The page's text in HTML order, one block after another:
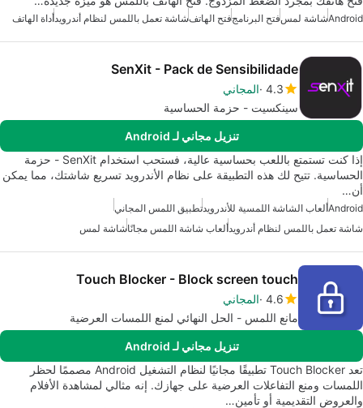
Androidشاشة لمسفتح البرنامجفتح الهاتفشاشة تعمل باللمس لنظام أندرويدأداة الهاتف
SenXit - Pack de Sensibilidade
4.3 المجاني
سينكسيت - حزمة الحساسية
تنزيل مجاني لـ Android
إذا كنت تستمتع باللعب بحساسية عالية، فستحب استخدام SenXit - حزمة
الحساسية. تتيح لك هذه التطبيقة على نظام الأندرويد تسريع شاشتك، مما يمكن
أن…
Androidألعاب الشاشة اللمسية للأندرويدتطبيق اللمس المجاني
شاشة تعمل باللمس لنظام أندرويدألعاب شاشة اللمس مجانًاشاشة لمس
Touch Blocker - Block screen touch
4.6 المجاني
مانع اللمس - الحل النهائي لمنع اللمسات العرضية
تنزيل مجاني لـ Android
تعد Touch Blocker تطبيقًا مجانيًا لنظام التشغيل Android مصممًا لحظر
اللمسات ومنع التفاعلات العرضية على جهازك. إنه مثالي لمشاهدة الأفلام
والعروض التقديمية أو تأمين…